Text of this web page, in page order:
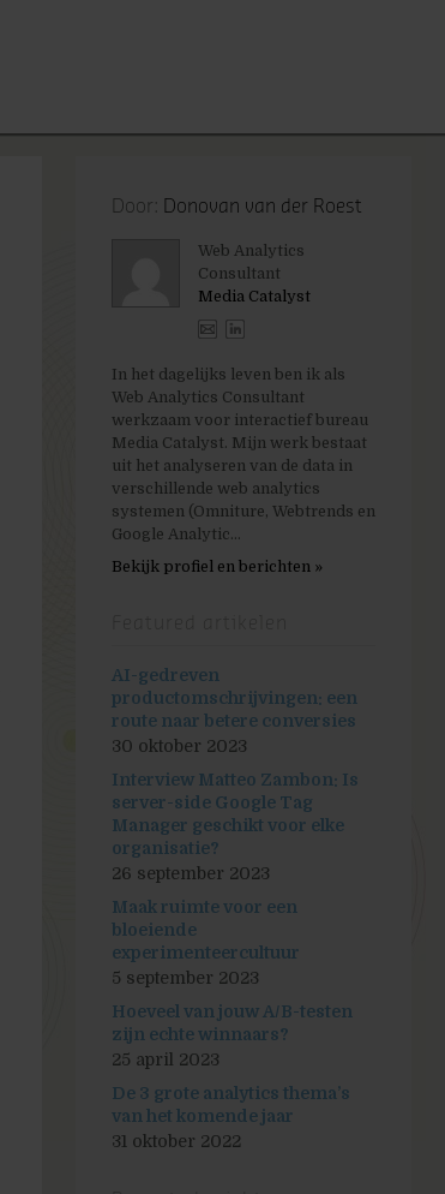
Door: Donovan van der Roest
Web Analytics
Consultant
Media Catalyst
In het dagelijks leven ben ik als
Web Analytics Consultant
werkzaam voor interactief bureau
Media Catalyst. Mijn werk bestaat
uit het analyseren van de data in
verschillende web analytics
systemen (Omniture, Webtrends en
Google Analytic...
Bekijk profiel en berichten »
AI-gedreven
productomschrijvingen: een
route naar betere conversies
30 oktober 2023
Interview Matteo Zambon: Is
server-side Google Tag
Manager geschikt voor elke
organisatie?
26 september 2023
Maak ruimte voor een
bloeiende
experimenteercultuur
5 september 2023
Hoeveel van jouw A/B-testen
zijn echte winnaars?
25 april 2023
De 3 grote analytics thema’s
van het komende jaar
31 oktober 2022